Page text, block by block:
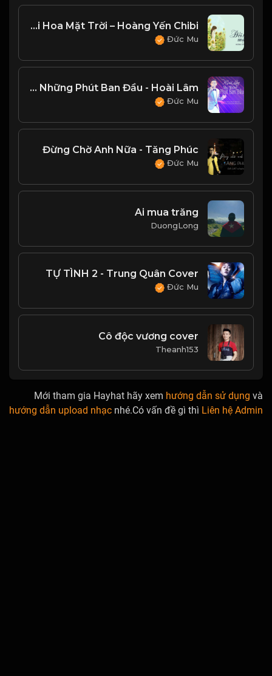
Đồi Hoa Mặt Trời – Hoàng Yến Chibi
Đức Mu
Như Những Phút Ban Đầu - Hoài Lâm
Đức Mu
Đừng Chờ Anh Nữa - Tăng Phúc
Đức Mu
Ai mua trăng
DuongLong
TỰ TÌNH 2 - Trung Quân Cover
Đức Mu
Cô độc vương cover
Theanh153
Mới tham gia Hayhat hãy xem hướng dẫn sử dụng và
hướng dẫn upload nhạc nhé.Có vấn đề gì thì Liên hệ Admin